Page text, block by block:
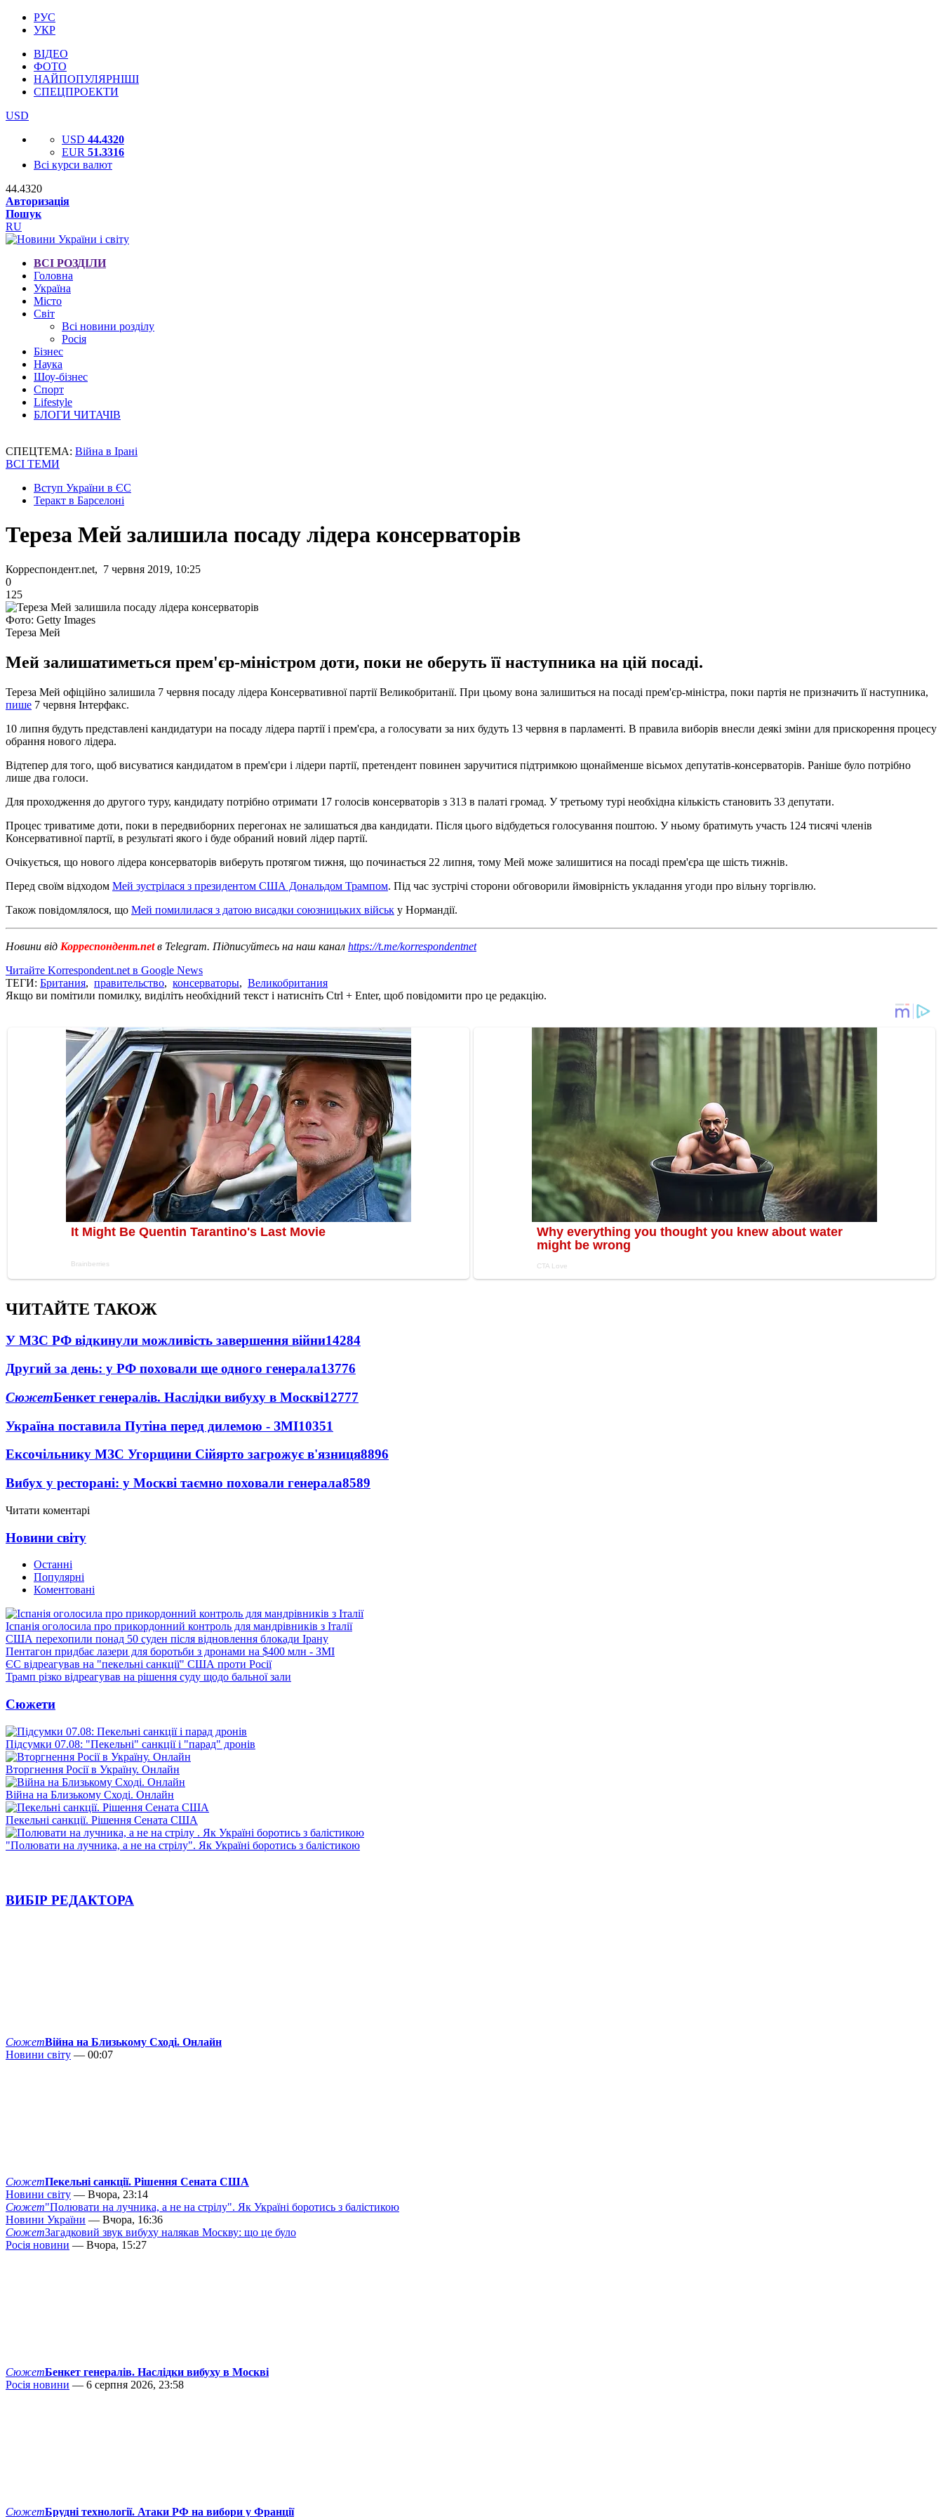
РУС
УКР
ВІДЕО
ФОТО
НАЙПОПУЛЯРНІШІ
СПЕЦПРОЕКТИ
USD
USD 44.4320
EUR 51.3316
Всі курси валют
44.4320
Авторизація
Пошук
RU
ВСІ РОЗДІЛИ
Головна
Україна
Місто
Світ
Всі новини розділу
Росія
Бізнес
Наука
Шоу-бізнес
Спорт
Lifestyle
БЛОГИ ЧИТАЧІВ
СПЕЦТЕМА: Війна в Ірані
ВСІ ТЕМИ
Вступ України в ЄС
Теракт в Барселоні
Тереза Мей залишила посаду лідера консерваторів
Корреспондент.net, 7 червня 2019, 10:25
0
125
Фото: Getty Images
Тереза Мей
Мей залишатиметься прем'єр-міністром доти, поки не оберуть її наступника на цій посаді.
Тереза ​​Мей офіційно залишила 7 червня посаду лідера Консервативної партії Великобританії. При цьому вона залишиться на посаді прем'єр-міністра, поки партія не призначить її наступника,
пише 7 червня Інтерфакс.
10 липня будуть представлені кандидатури на посаду лідера партії і прем'єра, а голосувати за них будуть 13 червня в парламенті. В правила виборів внесли деякі зміни для прискорення процесу
обрання нового лідера.
Відтепер для того, щоб висуватися кандидатом в прем'єри і лідери партії, претендент повинен заручитися підтримкою щонайменше вісьмох депутатів-консерваторів. Раніше було потрібно
лише два голоси.
Для проходження до другого туру, кандидату потрібно отримати 17 голосів консерваторів з 313 в палаті громад. У третьому турі необхідна кількість становить 33 депутати.
Процес триватиме доти, поки в передвиборних перегонах не залишаться два кандидати. Після цього відбудеться голосування поштою. У ньому братимуть участь 124 тисячі членів
Консервативної партії, в результаті якого і буде обраний новий лідер партії.
Очікується, що нового лідера консерваторів виберуть протягом тижня, що починається 22 липня, тому Мей може залишитися на посаді прем'єра ще шість тижнів.
Перед своїм відходом Мей зустрілася з президентом США Дональдом Трампом. Під час зустрічі сторони обговорили ймовірність укладання угоди про вільну торгівлю.
Також повідомлялося, що Мей помилилася з датою висадки союзницьких військ у Нормандії.
Новини від Корреспондент.netв Telegram. Підписуйтесь на наш канал https://t.me/korrespondentnet
Читайте Korrespondent.net в Google News
ТЕГИ: Британия, правительство, консерваторы, Великобритания
Якщо ви помітили помилку, виділіть необхідний текст і натисніть Ctrl + Enter, щоб повідомити про це редакцію.
ЧИТАЙТЕ ТАКОЖ
У МЗС РФ відкинули можливість завершення війни14284
Другий за день: у РФ поховали ще одного генерала13776
СюжетБенкет генералів. Наслідки вибуху в Москві12777
Україна поставила Путіна перед дилемою - ЗМІ10351
Ексочільнику МЗС Угорщини Сійярто загрожує в'язниця8896
Вибух у ресторані: у Москві таємно поховали генерала8589
Читати коментарі
Новини світу
Останні
Популярні
Коментовані
Іспанія оголосила про прикордонний контроль для мандрівників з Італії
США перехопили понад 50 суден після відновлення блокади Ірану
Пентагон придбає лазери для боротьби з дронами на $400 млн - ЗМІ
ЄС відреагував на "пекельні санкції" США проти Росії
Трамп різко відреагував на рішення суду щодо бальної зали
Сюжети
Підсумки 07.08: "Пекельні" санкції і "парад" дронів
Вторгнення Росії в Україну. Онлайн
Війна на Близькому Сході. Онлайн
Пекельні санкції. Рішення Сената США
"Полювати на лучника, а не на стрілу". Як Україні боротись з балістикою
ВИБІР РЕДАКТОРА
СюжетВійна на Близькому Сході. Онлайн
Новини світу — 00:07
СюжетПекельні санкції. Рішення Сената США
Новини світу — Вчора, 23:14
Сюжет"Полювати на лучника, а не на стрілу". Як Україні боротись з балістикою
Новини України — Вчора, 16:36
СюжетЗагадковий звук вибуху налякав Москву: що це було
Росія новини — Вчора, 15:27
СюжетБенкет генералів. Наслідки вибуху в Москві
Росія новини — 6 серпня 2026, 23:58
СюжетБрудні технології. Атаки РФ на вибори у Франції